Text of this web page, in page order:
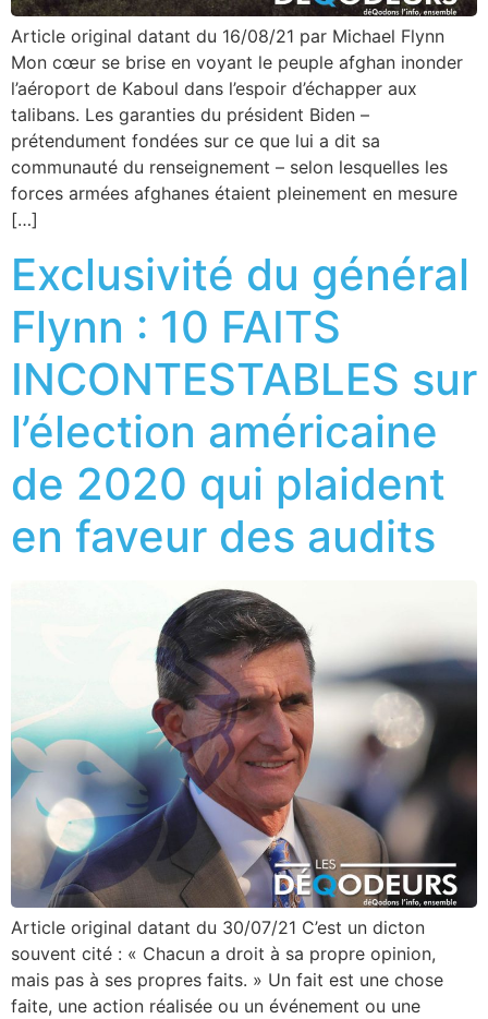
Article original datant du 16/08/21 par Michael Flynn
Mon cœur se brise en voyant le peuple afghan inonder
l’aéroport de Kaboul dans l’espoir d’échapper aux
talibans. Les garanties du président Biden –
prétendument fondées sur ce que lui a dit sa
communauté du renseignement – selon lesquelles les
forces armées afghanes étaient pleinement en mesure
[…]
Exclusivité du général
Flynn : 10 FAITS
INCONTESTABLES sur
l’élection américaine
de 2020 qui plaident
en faveur des audits
Article original datant du 30/07/21 C’est un dicton
souvent cité : « Chacun a droit à sa propre opinion,
mais pas à ses propres faits. » Un fait est une chose
faite, une action réalisée ou un événement ou une